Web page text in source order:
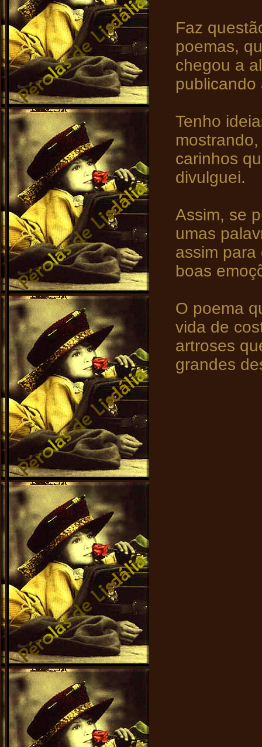
Faz
poemas,
chegou a
publicando
Tenho
carinhos
divulguei.
Assim, se
umas
assim
boas
O poema
vida de
artroses
grandes